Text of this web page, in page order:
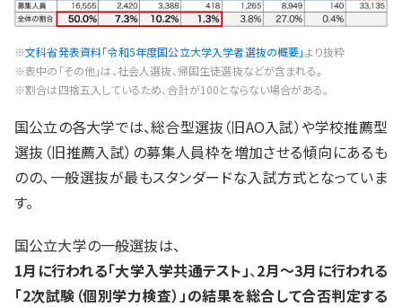
※文科省発表資料「令和5年度国公立大学入学者選抜の概要」より抜粋
※表中の「その他」は、社会人選抜、帰国生徒選抜などが含まれる。
※割合は四捨五入しているため、合計が100とならない場合がある。
国公立の各大学では、総合型選抜（旧AO入試）や学校推薦型
選抜（旧推薦入試）の募集人員枠を増加させる傾向にあるも
のの、一般選抜が最もスタンダードな入試方式となっていま
す。
国公立大学の一般選抜は、
1月に行われる「大学入学共通テスト」、2月〜3月に行われる
「2次試験（個別学力検査）」の結果を総合して合否判定する